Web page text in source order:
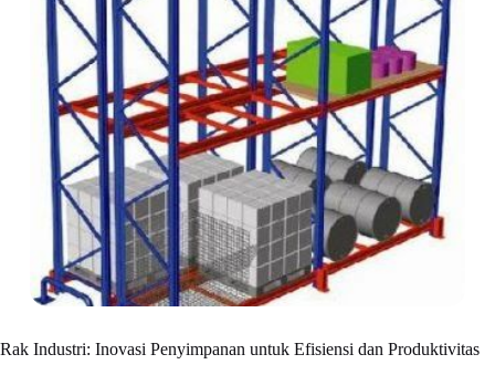
Rak Industri: Inovasi Penyimpanan untuk Efisiensi dan Produktivitas